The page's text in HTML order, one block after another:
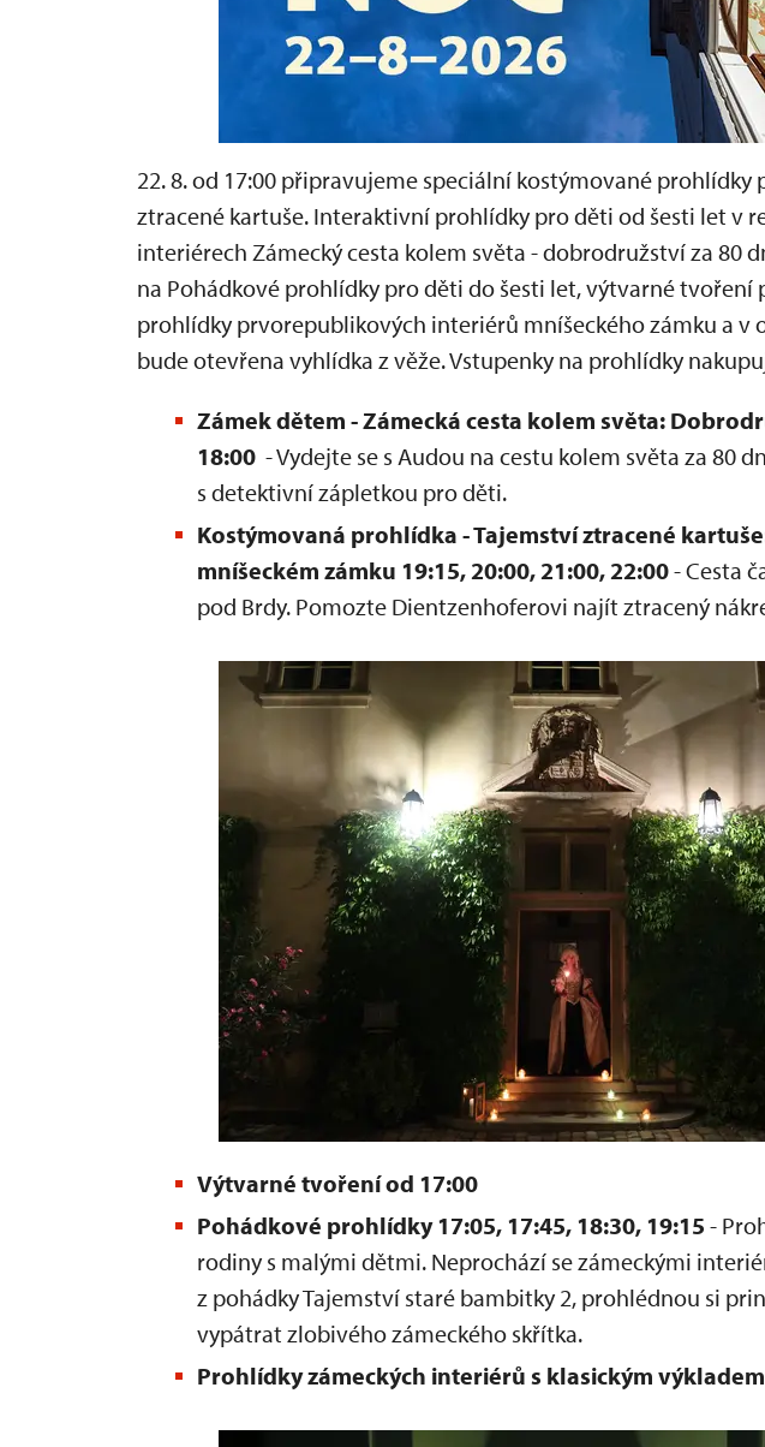
22. 8. od 17:00 připravujeme speciální kostýmované prohlídky
ztracené kartuše. Interaktivní prohlídky pro děti od šesti let v
interiérech Zámecký cesta kolem světa - dobrodružství za 80
na Pohádkové prohlídky pro děti do šesti let, výtvarné tvoření
prohlídky prvorepublikových interiérů mníšeckého zámku a v
bude otevřena vyhlídka z věže. Vstupenky na prohlídky
Zámek dětem - Zámecká cesta kolem světa:
18:00 - Vydejte se s Audou na cestu kolem světa za 80
s detektivní zápletkou pro děti.
Kostýmovaná prohlídka - Tajemství ztracené
mníšeckém zámku 19:15, 20:00, 21:00, 22:00- Cesta
pod Brdy. Pomozte Dientzenhoferovi najít ztracený
Výtvarné tvoření od 17:00
Pohádkové prohlídky 17:05, 17:45, 18:30, 19:15 -
rodiny s malými dětmi. Neprochází se zámeckými
z pohádky Tajemství staré bambitky 2, prohlédnou si
vypátrat zlobivého zámeckého skřítka.
Prohlídky zámeckých interiérů s klasickým výkladem